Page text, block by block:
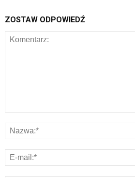
ZOSTAW ODPOWIEDŹ